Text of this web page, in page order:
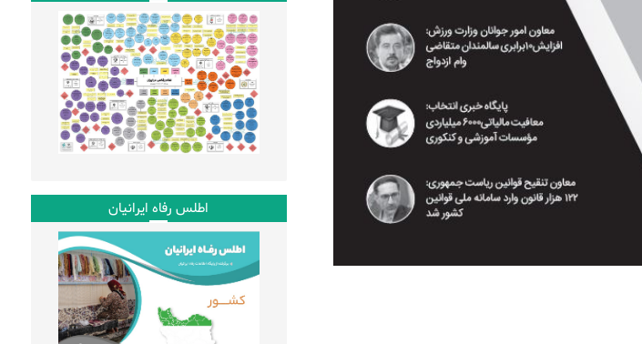
اطلس رفاه ایرانیان